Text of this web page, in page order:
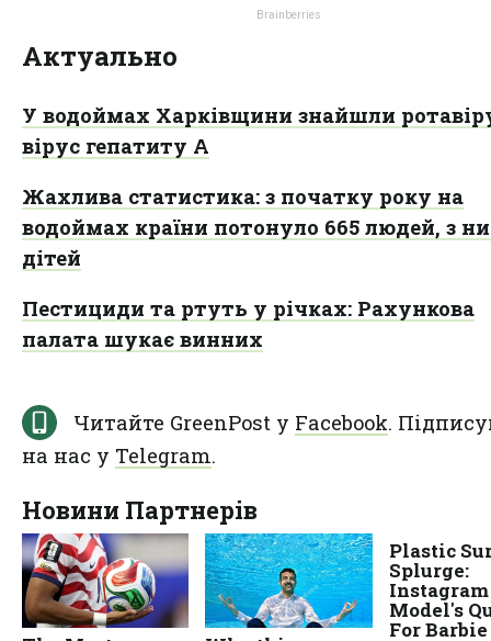
Актуально
У водоймах Харківщини знайшли
вірус гепатиту А
Жахлива статистика: з початку року на
водоймах країни потонуло 665 людей, з
дітей
Пестициди та ртуть у річках: Рахункова
палата шукає винних
Читайте GreenPost у Facebook.
на нас у Telegram.